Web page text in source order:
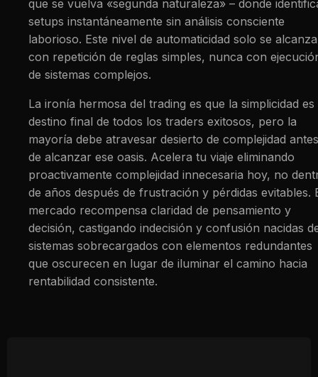
que se vuelva «segunda naturaleza» – donde
setups instantáneamente sin análisis consciente
laborioso. Este nivel de automaticidad solo se alcanza
con repetición de reglas simples, nunca con
de sistemas complejos.
La ironía hermosa del trading es que la simplicidad es
destino final de todos los traders exitosos, pero la
mayoría debe atravesar desierto de complejidad antes
de alcanzar ese oasis. Acelera tu viaje eliminando
proactivamente complejidad innecesaria hoy, no
de años después de frustración y pérdidas evitables.
mercado recompensa claridad de pensamiento y
decisión, castigando indecisión y confusión nacidas
sistemas sobrecargados con elementos redundantes
que oscurecen en lugar de iluminar el camino hacia
rentabilidad consistente.